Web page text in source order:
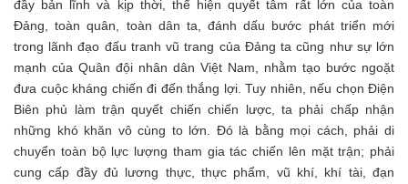
đầy bản lĩnh và kịp thời, thể hiện quyết tâm rất lớn của toàn
Đảng, toàn quân, toàn dân ta, đánh dấu bước phát triển mới
trong lãnh đạo đấu tranh vũ trang của Đảng ta cũng như sự lớn
mạnh của Quân đội nhân dân Việt Nam, nhằm tạo bước ngoặt
đưa cuộc kháng chiến đi đến thắng lợi. Tuy nhiên, nếu chọn Điện
Biên phủ làm trận quyết chiến chiến lược, ta phải chấp nhận
những khó khăn vô cùng to lớn. Đó là bằng mọi cách, phải di
chuyển toàn bộ lực lượng tham gia tác chiến lên mặt trận; phải
cung cấp đầy đủ lương thực, thực phẩm, vũ khí, khí tài, đạn